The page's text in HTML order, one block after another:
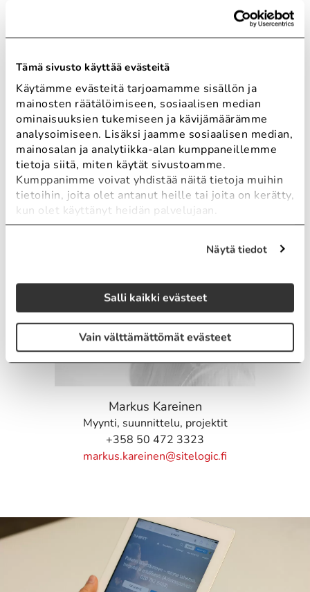
Tämä sivusto käyttää evästeitä
Käytämme evästeitä tarjoamamme sisällön ja
mainosten räätälöimiseen, sosiaalisen median
ominaisuuksien tukemiseen ja kävijämäärämme
analysoimiseen. Lisäksi jaamme sosiaalisen median,
mainosalan ja analytiikka-alan kumppaneillemme
tietoja siitä, miten käytät sivustoamme.
Kumppanimme voivat yhdistää näitä tietoja muihin
tietoihin, joita olet antanut heille tai joita on kerätty,
kun olet käyttänyt heidän palvelujaan.
Näytä tiedot
Salli kaikki evästeet
Vain välttämättömät evästeet
Ota yhteyttä
Kysy lisää tai ehdota veloituksetonta tapaamisaikaa
asiantuntijamme kanssa.
Katsothantästä, miten käsittelemme henkilötietojasi.
Markus Kareinen
Myynti, suunnittelu, projektit
+358 50 472 3323
markus.kareinen@sitelogic.fi